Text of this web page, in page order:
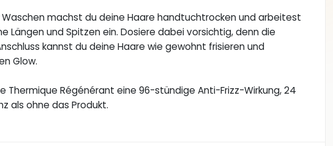
machst du deine Haare handtuchtrocken und arbeitest
Längen und Spitzen ein. Dosiere dabei vorsichtig, denn die
kannst du deine Haare wie gewohnt frisieren und
Glow.
Régénérant eine 96-stündige Anti-Frizz-Wirkung, 24
als ohne das Produkt.